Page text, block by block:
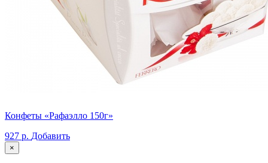
Конфеты «Рафаэлло 150г»
927 р. Добавить
×